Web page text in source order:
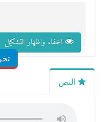
اخفاء واظهار التشكيل
النص